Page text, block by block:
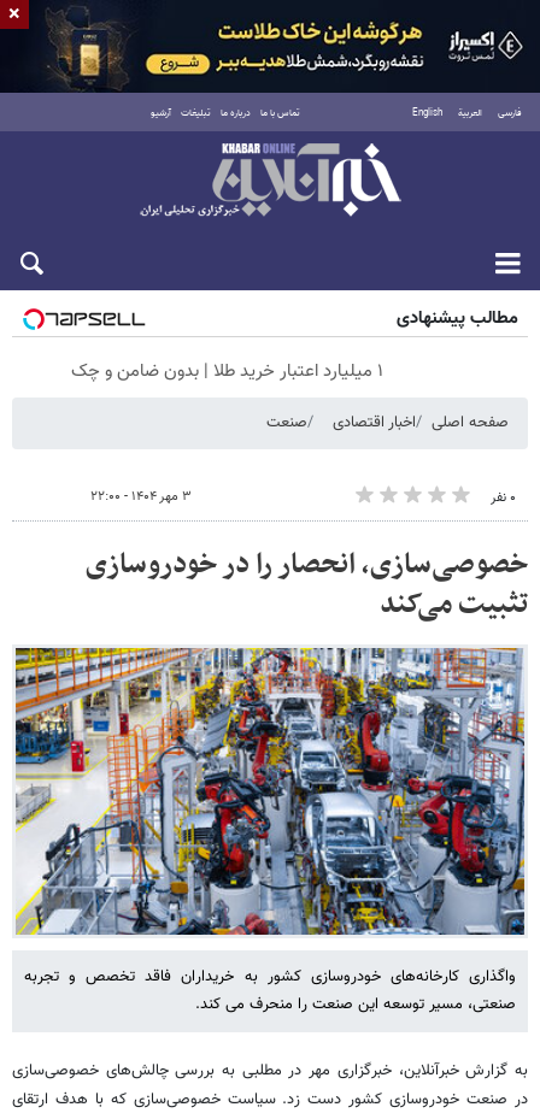
فارسی العربية English تماس با ما درباره ما تبلیغات آرشیو
شنبه ۱۷ مرداد ۱۴۰۵
مطالب پیشنهادی
۱ میلیارد اعتبار خرید طلا | بدون ضامن و چک
صفحه اصلی اخبار اقتصادی صنعت
۰ نفر ۳ مهر ۱۴۰۴ - ۲۲:۰۰
خصوصی‌سازی، انحصار را در خودروسازی
تثبیت می‌کند
واگذاری کارخانه‌های خودروسازی کشور به خریداران فاقد تخصص و تجربه
صنعتی، مسیر توسعه این صنعت را منحرف می کند.
به گزارش خبرآنلاین، خبرگزاری مهر در مطلبی به بررسی چالش‌های خصوصی‌سازی
در صنعت خودروسازی کشور دست زد. سیاست خصوصی‌سازی که با هدف ارتقای
×